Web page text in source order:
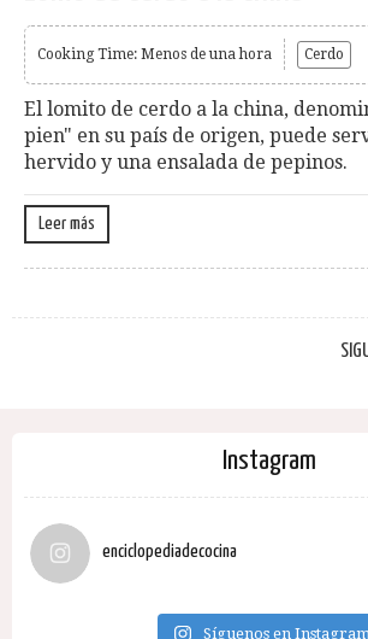
Cooking Time: Menos de una hora Cerdo
El lomito de cerdo a la china,
pien" en su país de origen, puede
hervido y una ensalada de pepinos.
Leer más
Instagram
enciclopediadecocina
Síguenos en